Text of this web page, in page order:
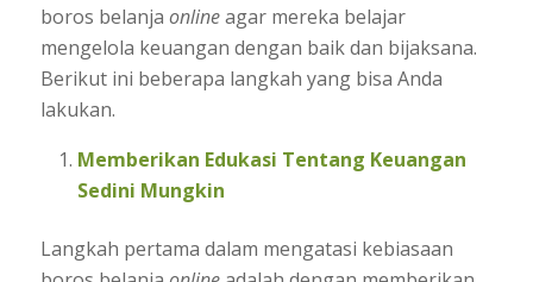
boros belanja onlineagar mereka belajar
mengelola keuangan dengan baik dan bijaksana.
Berikut ini beberapa langkah yang bisa Anda
lakukan.
Memberikan Edukasi Tentang Keuangan
Sedini Mungkin
Langkah pertama dalam mengatasi kebiasaan